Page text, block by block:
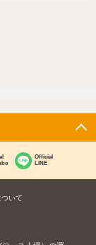
Official
LINE
ついて